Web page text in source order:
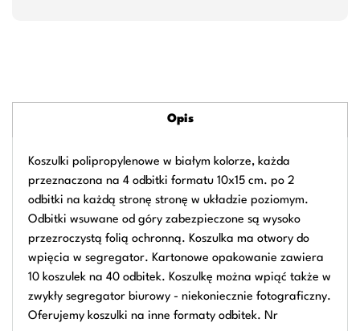
Opis
Koszulki polipropylenowe w białym kolorze, każda
przeznaczona na 4 odbitki formatu 10x15 cm. po 2
odbitki na każdą stronę stronę w układzie poziomym.
Odbitki wsuwane od góry zabezpieczone są wysoko
przezroczystą folią ochronną. Koszulka ma otwory do
wpięcia w segregator. Kartonowe opakowanie zawiera
10 koszulek na 40 odbitek. Koszulkę można wpiąć także w
zwykły segregator biurowy - niekoniecznie fotograficzny.
Oferujemy koszulki na inne formaty odbitek. Nr